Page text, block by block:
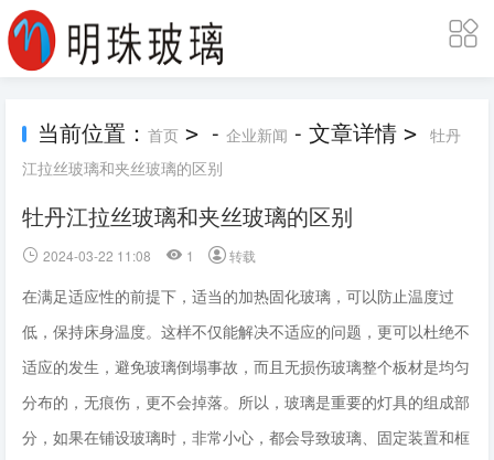
当前位置： 首页 > - 企业新闻 - 文章详情 > 牡丹
江拉丝玻璃和夹丝玻璃的区别
牡丹江拉丝玻璃和夹丝玻璃的区别
2024-03-22 11:08 1 转载
在满足适应性的前提下，适当的加热固化玻璃，可以防止温度过
低，保持床身温度。这样不仅能解决不适应的问题，更可以杜绝不
适应的发生，避免玻璃倒塌事故，而且无损伤玻璃整个板材是均匀
分布的，无痕伤，更不会掉落。所以，玻璃是重要的灯具的组成部
分，如果在铺设玻璃时，非常小心，都会导致玻璃、固定装置和框